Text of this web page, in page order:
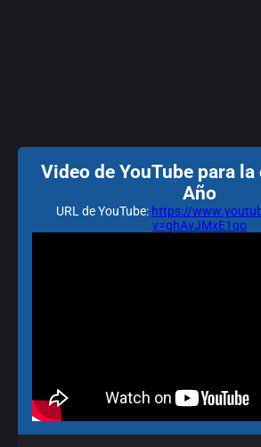
Video de YouTube para
Año
URL de YouTube: https://
v=ghAvJMxE1qo